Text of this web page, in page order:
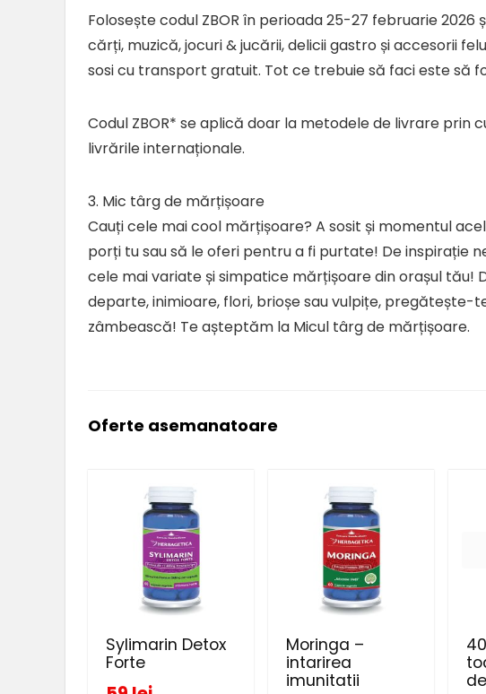
Folosește codul ZBOR în perioada 25-27 februarie
cărți, muzică, jocuri & jucării, delicii gastro și accesorii
sosi cu transport gratuit. Tot ce trebuie să faci este să
Codul ZBOR* se aplică doar la metodele de livrare prin
livrările internaționale.
3. Mic târg de mărțișoare
Cauți cele mai cool mărțișoare? A sosit și momentul
porți tu sau să le oferi pentru a fi purtate! De inspirație
cele mai variate și simpatice mărțișoare din orașul tău!
departe, inimioare, flori, brioșe sau vulpițe,
zâmbească! Te așteptăm la Micul târg de mărțișoare.
Oferte asemanatoare
Sylimarin Detox
Forte
Moringa –
intarirea
imunitatii